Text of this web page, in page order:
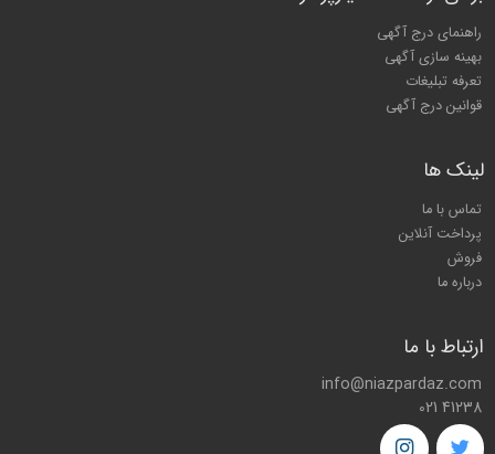
راهنمای درج آگهی
بهینه سازی آگهی
تعرفه تبلیغات
قوانین درج آگهی
لینک ها
تماس با ما
پرداخت آنلاین
فروش
درباره ما
ارتباط با ما
info@niazpardaz.com
021 41238